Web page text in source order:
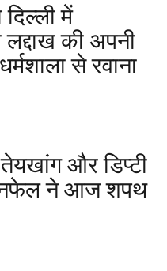
में
की अपनी
से रवाना
और डिप्टी
ने आज शपथ